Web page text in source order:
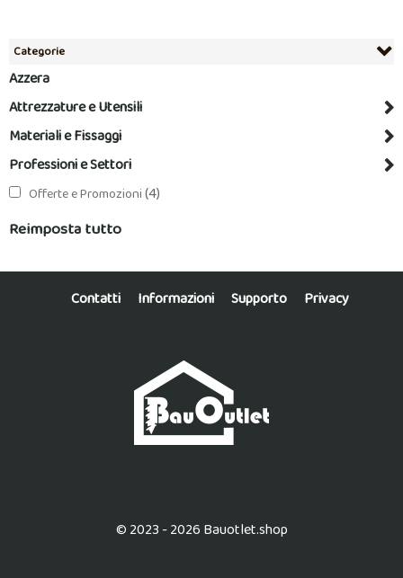
Categorie
Azzera
Attrezzature e Utensili
Materiali e Fissaggi
Professioni e Settori
Offerte e Promozioni(4)
Reimposta tutto
Contatti Informazioni Supporto Privacy
© 2023 - 2026 Bauotlet.shop